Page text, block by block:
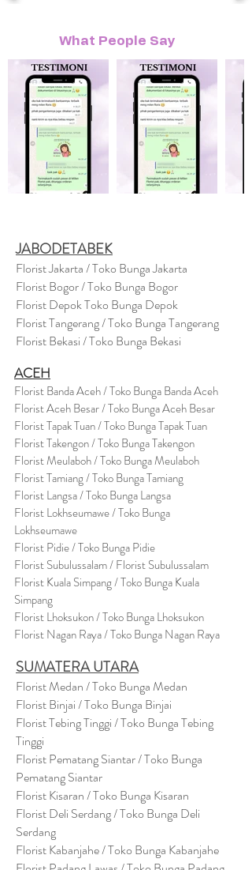
What People Say
JABODETABEK
Florist Jakarta / Toko Bunga Jakarta
Florist Bogor / Toko Bunga Bogor
Florist Depok Toko Bunga Depok
Florist Tangerang / Toko Bunga Tangerang
Florist Bekasi / Toko Bunga Bekasi
ACEH
Florist Banda Aceh / Toko Bunga Banda Aceh
Florist Aceh Besar / Toko Bunga Aceh Besar
Florist Tapak Tuan / Toko Bunga Tapak Tuan
Florist Takengon / Toko Bunga Takengon
Florist Meulaboh / Toko Bunga Meulaboh
Florist Tamiang / Toko Bunga Tamiang
Florist Langsa / Toko Bunga Langsa
Florist Lokhseumawe / Toko Bunga
Lokhseumawe
Florist Pidie / Toko Bunga Pidie
Florist Subulussalam / Florist Subulussalam
Florist Kuala Simpang / Toko Bunga Kuala
Simpang
Florist Lhoksukon / Toko Bunga Lhoksukon
Florist Nagan Raya / Toko Bunga Nagan Raya
SUMATERA UTARA
Florist Medan / Toko Bunga Medan
Florist Binjai / Toko Bunga Binjai
Florist Tebing Tinggi / Toko Bunga Tebing
Tinggi
Florist Pematang Siantar / Toko Bunga
Pematang Siantar
Florist Kisaran / Toko Bunga Kisaran
Florist Deli Serdang / Toko Bunga Deli
Serdang
Florist Kabanjahe / Toko Bunga Kabanjahe